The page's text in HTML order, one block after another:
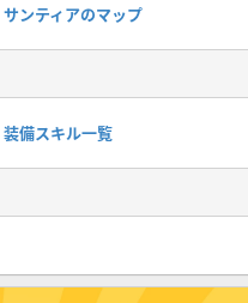
サンティアのマップ
装備スキル一覧